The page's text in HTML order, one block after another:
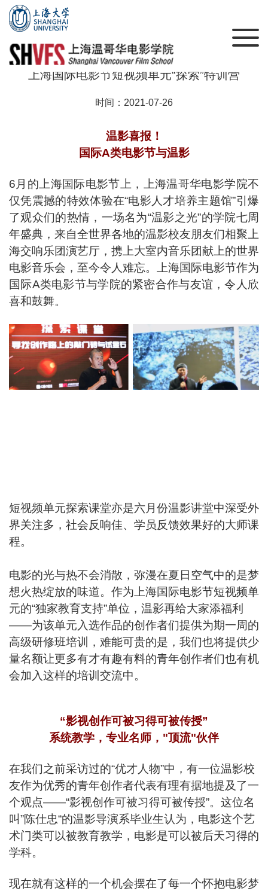
来吧！和国际A类电影节的“顶流”伙伴一起学习 |
上海国际电影节短视频单元“探索”特训营
时间：2021-07-26
温影喜报！
国际A类电影节与温影
6月的上海国际电影节上，上海温哥华电影学院不
仅凭震撼的特效体验在“电影人才培养主题馆”引爆
了观众们的热情，一场名为“温影之光”的学院七周
年盛典，来自全世界各地的温影校友朋友们相聚上
海交响乐团演艺厅，携上大室内音乐团献上的世界
电影音乐会，至今令人难忘。上海国际电影节作为
国际A类电影节与学院的紧密合作与友谊，令人欣
喜和鼓舞。
短视频单元探索课堂亦是六月份温影讲堂中深受外
界关注多，社会反响佳、学员反馈效果好的大师课
程。
电影的光与热不会消散，弥漫在夏日空气中的是梦
想火热绽放的味道。作为上海国际电影节短视频单
元的“独家教育支持”单位，温影再给大家添福利
——为该单元入选作品的创作者们提供为期一周的
高级研修班培训，难能可贵的是，我们也将提供少
量名额让更多有才有趣有料的青年创作者们也有机
会加入这样的培训交流中。
“影视创作可被习得可被传授”
系统教学，专业名师，"顶流"伙伴
在我们之前采访过的“优才人物”中，有一位温影校
友作为优秀的青年创作者代表有理有据地提及了一
个观点——“影视创作可被习得可被传授”。这位名
叫”陈仕忠“的温影导演系毕业生认为，电影这个艺
术门类可以被教育教学，电影是可以被后天习得的
学科。
现在就有这样的一个机会摆在了每一个怀抱电影梦